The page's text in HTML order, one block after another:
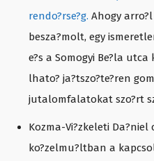
rendo?rse?g. Ahogy
besza?molt, egy
e?s a Somogyi Be?la utca
lhato? ja?tszo?te?ren
jutalomfalatokat szo?rt
Kozma-Vi?zkeleti
ko?zelmu?ltban a